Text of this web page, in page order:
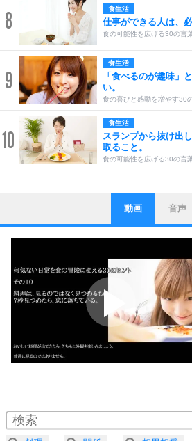
8 食生活
仕事ができる人は、
食の可能性を広げる30の言
9
食生活
「食べるのが趣味」
い。
食の喜びと感動を増やす30
10
食生活
スランプから抜け出
取ること。
食の可能性を広げる30の言
1
ストレス対策
他人と比べない。
いっそのこと、他人
いらいらしない人になる30
ポジティブになれな
ポジティブ思考になる30の
ストレス対策
人生、なんとかなる
気楽に生きる30の方法
4 器の大きい人は、怒
動画 音声
2.0倍速 （338KB 1分26秒）
2.5倍速 （271KB 1分9秒）